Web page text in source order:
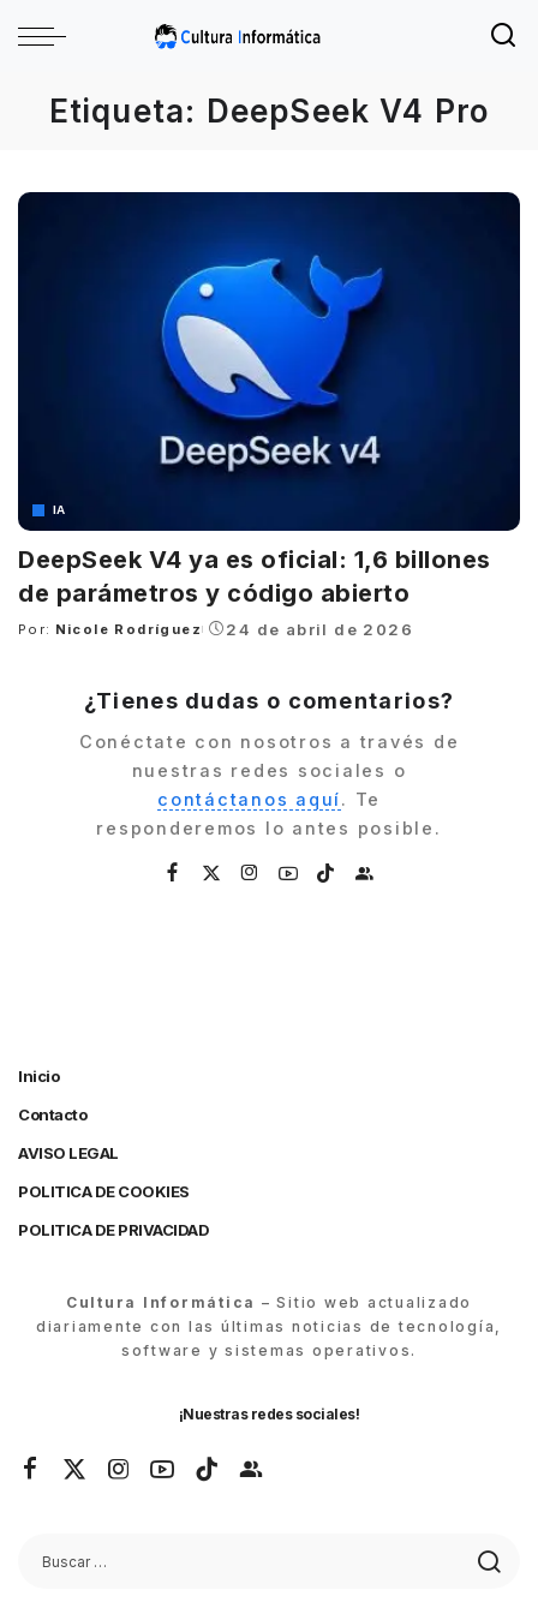
Etiqueta: DeepSeek V4 Pro
IA
DeepSeek V4 ya es oficial: 1,6 billones
de parámetros y código abierto
Posted
Por: Nicole Rodríguez 24 de abril de 2026
¿Tienes dudas o comentarios?
Conéctate con nosotros a través de
nuestras redes sociales o
contáctanos aquí. Te
responderemos lo antes posible.
Inicio
Contacto
AVISO LEGAL
POLITICA DE COOKIES
POLITICA DE PRIVACIDAD
Cultura Informática – Sitio web actualizado
diariamente con las últimas noticias de tecnología,
software y sistemas operativos.
¡Nuestras redes sociales!